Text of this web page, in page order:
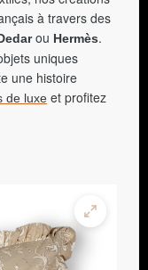
à travers des
ou Hermès.
uniques
une histoire
de luxe et profitez